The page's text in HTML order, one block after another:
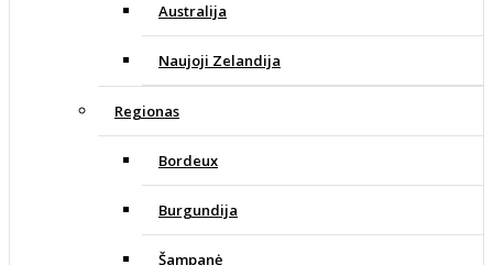
Australija
Naujoji Zelandija
Regionas
Bordeux
Burgundija
Šampanė